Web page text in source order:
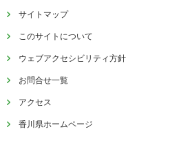
サイトマップ
このサイトについて
ウェブアクセシビリティ方針
お問合せ一覧
アクセス
香川県ホームページ